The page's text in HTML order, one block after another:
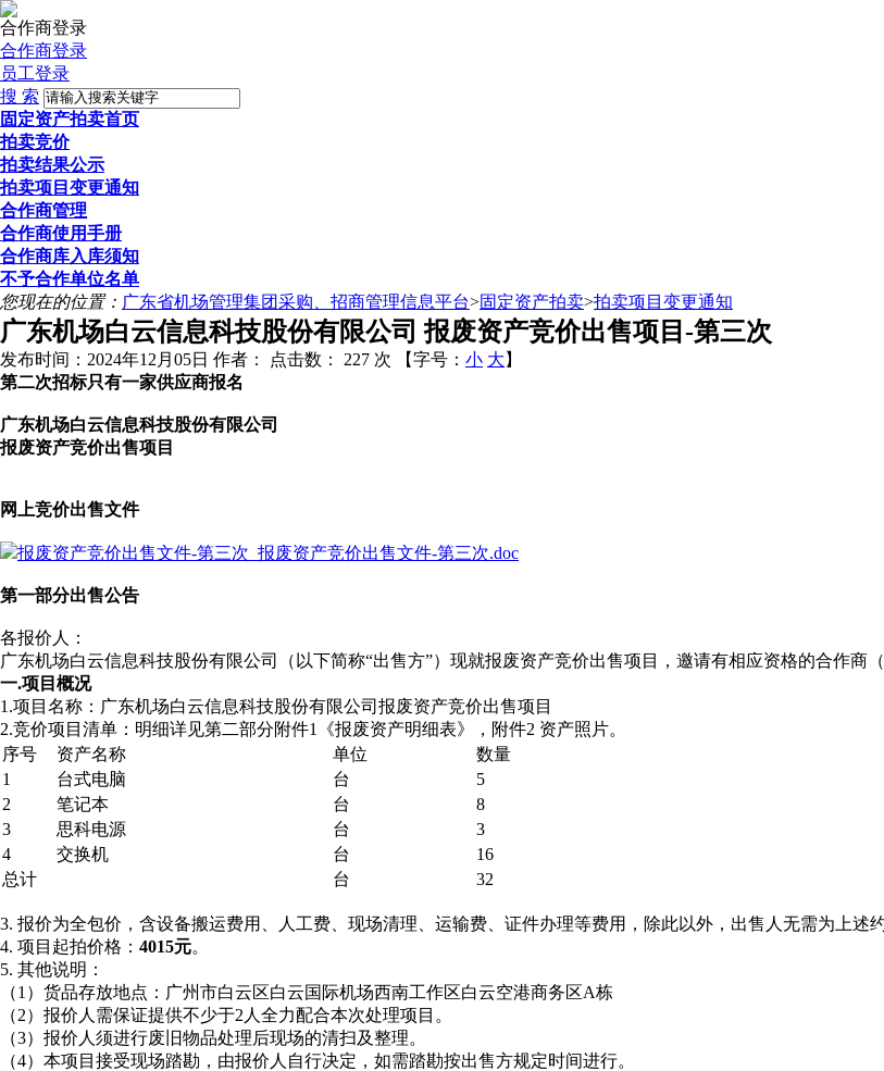
合作商登录
合作商登录
员工登录
搜 索
固定资产拍卖首页
拍卖竞价
拍卖结果公示
拍卖项目变更通知
合作商管理
合作商使用手册
合作商库入库须知
不予合作单位名单
您现在的位置： 广东省机场管理集团采购、招商管理信息平台>固定资产拍卖>拍卖项目变更通知
广东机场白云信息科技股份有限公司 报废资产竞价出售项目-第三次
发布时间：2024年12月05日 作者： 点击数： 227 次 【字号： 小 大 】
第二次招标只有一家供应商报名
广东机场白云信息科技股份有限公司
报废资产竞价出售项目
网上竞价出售文件
报废资产竞价出售文件-第三次_报废资产竞价出售文件-第三次.doc
第一部分出售公告
各报价人：
广东机场白云信息科技股份有限公司（以下简称“出售方”）现就报废资产竞价出售项目，邀请有相应资格的合作商
一.项目概况
1.项目名称：广东机场白云信息科技股份有限公司报废资产竞价出售项目
2.竞价项目清单：明细详见第二部分附件1《报废资产明细表》，附件2 资产照片。
序号
资产名称 单位
数量
1
台式电脑 台
5
2
笔记本 台
8
3
思科电源 台
3
4
交换机 台
16
总计
台 32
3. 报价为全包价，含设备搬运费用、人工费、现场清理、运输费、证件办理等费用，除此以外，出售人无需为上述
4. 项目起拍价格： 4015元。
5. 其他说明：
（1）货品存放地点：广州市白云区白云国际机场西南工作区白云空港商务区A栋
（2）报价人需保证提供不少于2人全力配合本次处理项目。
（3）报价人须进行废旧物品处理后现场的清扫及整理。
（4）本项目接受现场踏勘，由报价人自行决定，如需踏勘按出售方规定时间进行。